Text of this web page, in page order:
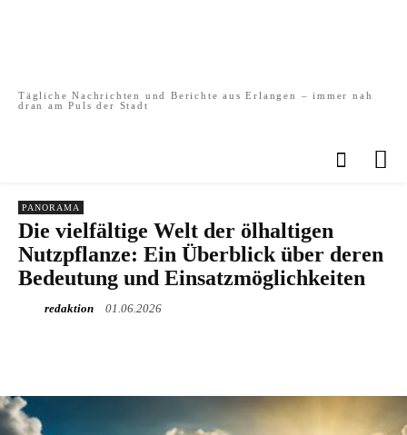
Tägliche Nachrichten und Berichte aus Erlangen – immer nah
dran am Puls der Stadt
PANORAMA
Die vielfältige Welt der ölhaltigen
Nutzpflanze: Ein Überblick über deren
Bedeutung und Einsatzmöglichkeiten
redaktion 01.06.2026